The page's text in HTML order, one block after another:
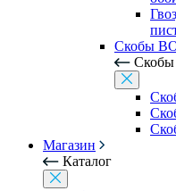
Скобы
Магазин
Каталог